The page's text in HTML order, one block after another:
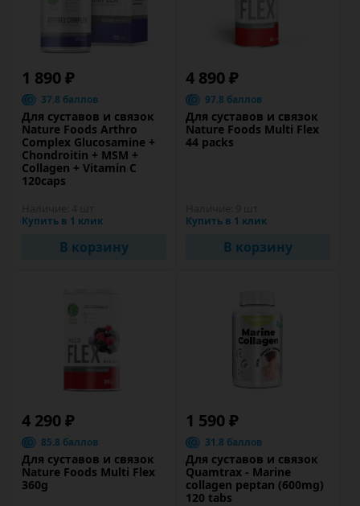
1 890 ₽
37.8 баллов
Для суставов и связок
Nature Foods Arthro
Complex Glucosamine +
Chondroitin + MSM +
Collagen + Vitamin C
120caps
Купить в 1 клик
В корзину
4 890 ₽
97.8 баллов
Для суставов и связок
Nature Foods Multi Flex
44 packs
Купить в 1 клик
В корзину
4 290 ₽
85.8 баллов
Для суставов и связок
Nature Foods Multi Flex
360g
1 590 ₽
31.8 баллов
Для суставов и связок
Quamtrax - Marine
collagen peptan (600mg)
120 tabs